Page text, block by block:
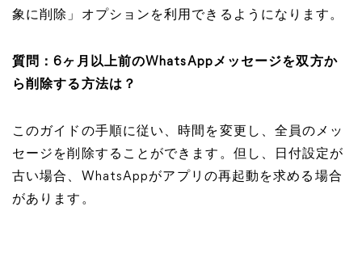
象に削除」オプションを利用できるようになります。
質問：6ヶ月以上前のWhatsAppメッセージを双方か
ら削除する方法は？
このガイドの手順に従い、時間を変更し、全員のメッ
セージを削除することができます。但し、日付設定が
古い場合、WhatsAppがアプリの再起動を求める場合
があります。